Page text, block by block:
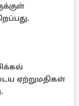
ஏற்றுமதிகள்